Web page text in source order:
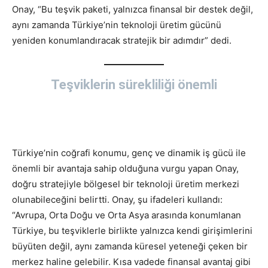
Onay, “Bu teşvik paketi, yalnızca finansal bir destek değil,
aynı zamanda Türkiye’nin teknoloji üretim gücünü
yeniden konumlandıracak stratejik bir adımdır” dedi.
Teşviklerin sürekliliği önemli
Türkiye’nin coğrafi konumu, genç ve dinamik iş gücü ile
önemli bir avantaja sahip olduğuna vurgu yapan Onay,
doğru stratejiyle bölgesel bir teknoloji üretim merkezi
olunabileceğini belirtti. Onay, şu ifadeleri kullandı:
“Avrupa, Orta Doğu ve Orta Asya arasında konumlanan
Türkiye, bu teşviklerle birlikte yalnızca kendi girişimlerini
büyüten değil, aynı zamanda küresel yeteneği çeken bir
merkez haline gelebilir. Kısa vadede finansal avantaj gibi